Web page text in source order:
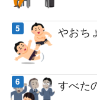
やおち
すべた